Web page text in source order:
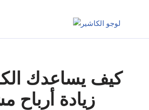
كيف يساعدك
زيادة